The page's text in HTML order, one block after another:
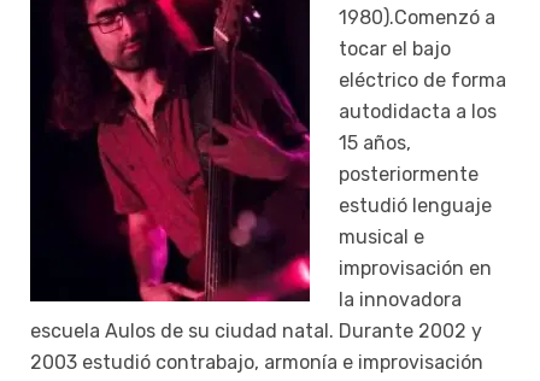
1980).Comenzó a
tocar el bajo
eléctrico de forma
autodidacta a los
15 años,
posteriormente
estudió lenguaje
musical e
improvisación en
la innovadora
escuela Aulos de su ciudad natal. Durante 2002 y
2003 estudió contrabajo, armonía e improvisación